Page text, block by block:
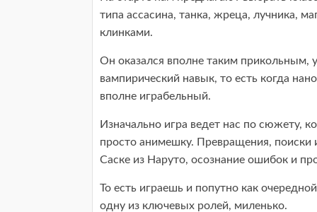
типа ассасина, танка, жреца, лучника,
клинками.
Он оказался вполне таким прикольным,
вампирический навык, то есть когда
вполне играбельный.
Изначально игра ведет нас по сюжету,
просто анимешку. Превращения, поиски
Саске из Наруто, осознание ошибок и
То есть играешь и попутно как
одну из ключевых ролей, миленько.